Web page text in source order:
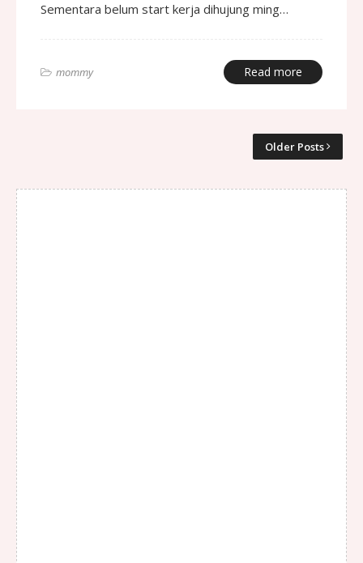
Sementara belum start kerja dihujung ming…
mommy Read more
Older Posts